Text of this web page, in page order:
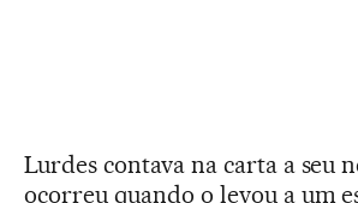
Lurdes contava na carta a seu
ocorreu quando o levou a um